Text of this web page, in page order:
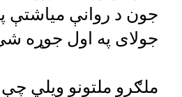
جولای په اول جوړه
ملګرو ملتونو ویلي چې